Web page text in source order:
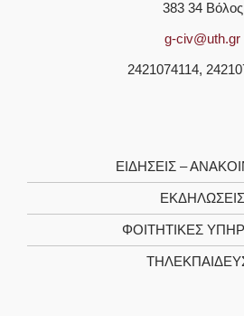
383 34 Βόλος
g-civ@uth.gr
2421074114,
ΕΙΔΗΣΕΙΣ –
ΕΚΔΗΛΩΣΕΙΣ
ΦΟΙΤΗΤΙΚΈΣ